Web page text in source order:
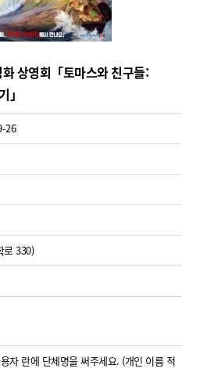
상영회「토마스와 친구들:
」
26
로 330)
자 란에 단체명을 써주세요. (개인 이름 적